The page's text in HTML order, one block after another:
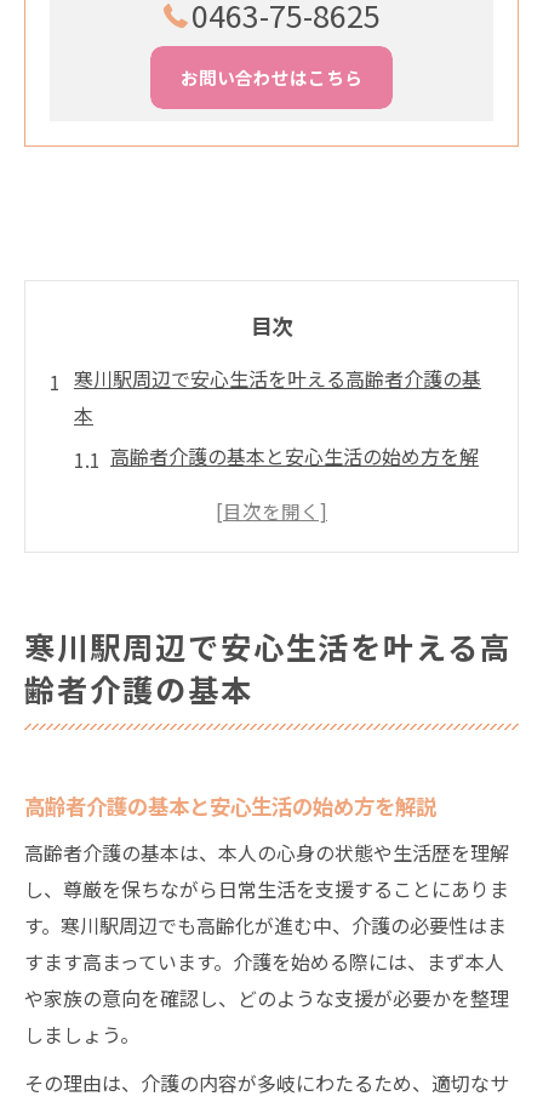
0463-75-8625
お問い合わせはこちら
目次
寒川駅周辺で安心生活を叶える高齢者介護の基
本
高齢者介護の基本と安心生活の始め方を解
地域資源を活用した高齢者介護の実践的な
高齢者介護に関する最新制度とその活用法
寒川駅周辺でできる高齢者介護のサポート
術
高齢者介護が直面する日常課題と解決の糸
口
寒川駅周辺の高齢者介護サービスの特徴と
は
高齢者介護の悩みを軽減する地域の支援策
介護現場で求められる柔軟な対応力につい
て
日常生活を支える高齢者介護の工夫と実例
寒川駅周辺で安心生活を叶える高
齢者介護の基本
高齢者介護の基本と安心生活の始め方を解説
高齢者介護の基本は、本人の心身の状態や生活歴を理解
し、尊厳を保ちながら日常生活を支援することにありま
す。寒川駅周辺でも高齢化が進む中、介護の必要性はま
すます高まっています。介護を始める際には、まず本人
や家族の意向を確認し、どのような支援が必要かを整理
しましょう。
その理由は、介護の内容が多岐にわたるため、適切なサ